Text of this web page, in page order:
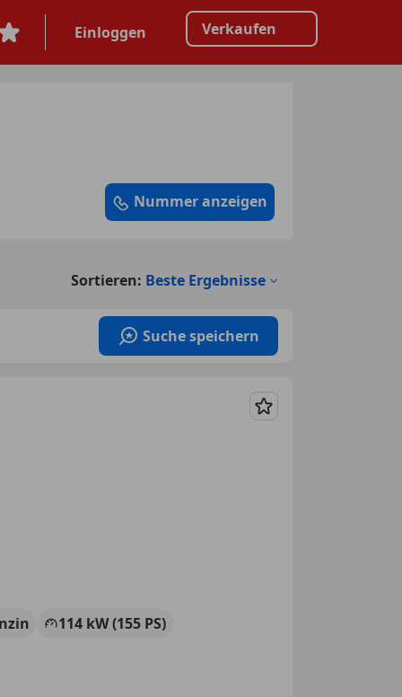
Einloggen Verkaufen
Nummer anzeigen
Sortieren: Beste Ergebnisse
Suche speichern
Merken
114 kW (155 PS)